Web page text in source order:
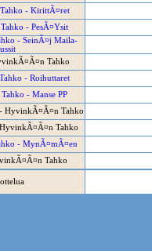
- KirittÃ¤ret
- PesÃ¤Ysit
- SeinÃ¤j Maila-
Tahko
- Roihuttaret
- Manse PP
HyvinkÃ¤Ã¤n Tahko
Tahko
- MynÃ¤mÃ¤en
Tahko